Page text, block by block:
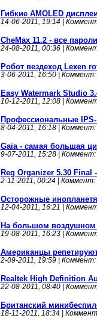
Гибкие AMOLED
14-06-2011, 19:14 |
CheMax 11.2 - все
24-08-2011, 00:36 |
Робот вездеход Lexen
3-06-2011, 16:50 |
Easy Watermark Studio
10-12-2011, 12:08 |
Профессиональные
8-04-2011, 16:18 |
Gaia - самая большая
9-07-2011, 15:28 |
Reg Organizer 5.30 Final
2-11-2011, 00:24 | Коммент:
Осторожные
12-04-2011, 16:21 |
На большом воздушном
19-08-2011, 16:23 |
Американцы
2-09-2011, 19:59 |
Realtek High Definition
22-08-2011, 08:40 |
Британский
18-11-2011, 18:34 |